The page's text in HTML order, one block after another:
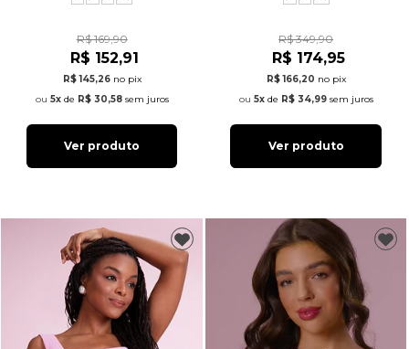
R$ 169,90
R$ 152,91
R$ 145,26 no pix
5xde R$ 30,58sem juros
Ver produto
R$ 349,90
R$ 174,95
R$ 166,20 no pix
5xde R$ 34,99sem juros
Ver produto